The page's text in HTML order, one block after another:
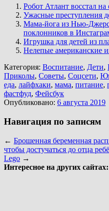
Робот Атлант восстал на
Ужасные преступления
Мама-йога из Нью-
поклонников в
Игрушка для детей из
Нелепые американские
Категория: Воспитание, Дети,
Приколы, Советы, Соцсети,
еда, лайфхаки, мама, питание,
фастфуд, Фейсбук
Опубликовано: 6 августа 2019
Навигация по записям
← Брошенная беременная
чтобы достучаться до отца
Lego →
Интересное на других сайтах: